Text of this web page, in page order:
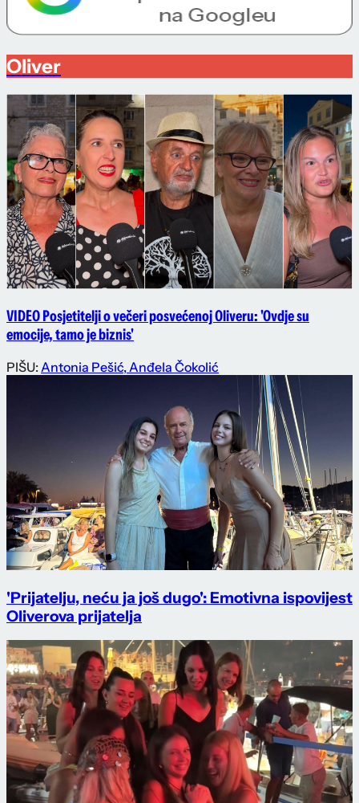
Oliver
VIDEO Posjetitelji o večeri posvećenoj Oliveru: 'Ovdje su
emocije, tamo je biznis'
PIŠU: Antonia Pešić, Anđela Čokolić
'Prijatelju, neću ja još dugo': Emotivna ispovijest
Oliverova prijatelja